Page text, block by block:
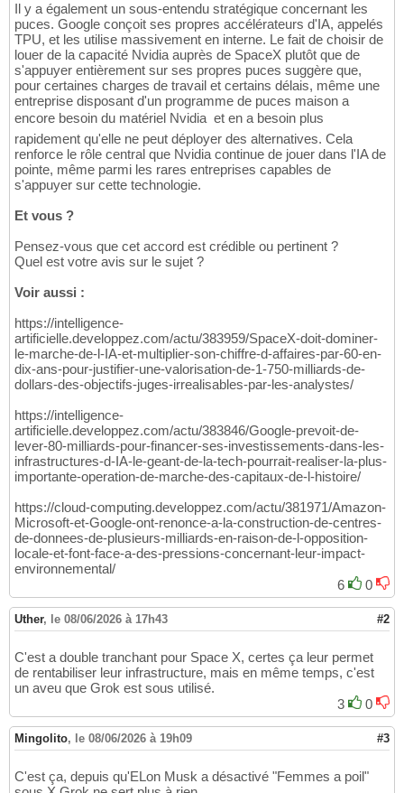
Il y a également un sous-entendu stratégique concernant les
puces. Google conçoit ses propres accélérateurs d'IA, appelés
TPU, et les utilise massivement en interne. Le fait de choisir de
louer de la capacité Nvidia auprès de SpaceX plutôt que de
s'appuyer entièrement sur ses propres puces suggère que,
pour certaines charges de travail et certains délais, même une
entreprise disposant d'un programme de puces maison a
encore besoin du matériel Nvidia  et en a besoin plus
rapidement qu'elle ne peut déployer des alternatives. Cela
renforce le rôle central que Nvidia continue de jouer dans l'IA de
pointe, même parmi les rares entreprises capables de
s'appuyer sur cette technologie.
Et vous ?
Pensez-vous que cet accord est crédible ou pertinent ?
Quel est votre avis sur le sujet ?
Voir aussi :
https://intelligence-
artificielle.developpez.com/actu/383959/SpaceX-doit-dominer-
le-marche-de-l-IA-et-multiplier-son-chiffre-d-affaires-par-60-en-
dix-ans-pour-justifier-une-valorisation-de-1-750-milliards-de-
dollars-des-objectifs-juges-irrealisables-par-les-analystes/
https://intelligence-
artificielle.developpez.com/actu/383846/Google-prevoit-de-
lever-80-milliards-pour-financer-ses-investissements-dans-les-
infrastructures-d-IA-le-geant-de-la-tech-pourrait-realiser-la-plus-
importante-operation-de-marche-des-capitaux-de-l-histoire/
https://cloud-computing.developpez.com/actu/381971/Amazon-
Microsoft-et-Google-ont-renonce-a-la-construction-de-centres-
de-donnees-de-plusieurs-milliards-en-raison-de-l-opposition-
locale-et-font-face-a-des-pressions-concernant-leur-impact-
environnemental/
6
0
Uther, le 08/06/2026 à 17h43 #2
C'est a double tranchant pour Space X, certes ça leur permet
de rentabiliser leur infrastructure, mais en même temps, c'est
un aveu que Grok est sous utilisé.
3
0
Mingolito, le 08/06/2026 à 19h09 #3
C'est ça, depuis qu'ELon Musk a désactivé "Femmes a poil"